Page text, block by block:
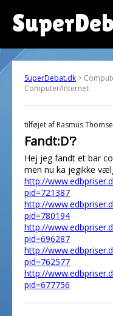
SuperDebat.dk >
Computer/Internet
tilføjet af Rasmus
Fandt:D'?
Hej jeg fandt et bar
men nu ka jegikke
http://
pid=721387
http://
pid=780194
http://
pid=696287
http://
pid=762577
http://
pid=677756